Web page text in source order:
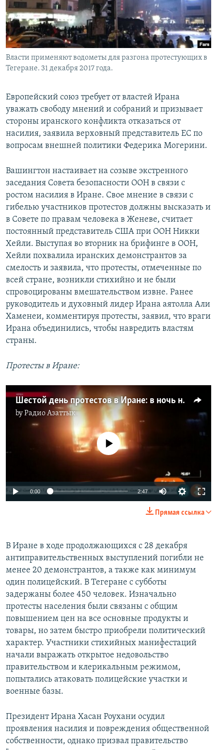
Власти применяют водометы для разгона протестующих в
Тегеране. 31 декабря 2017 года.
Европейский союз требует от властей Ирана
уважать свободу мнений и собраний и призывает
стороны иранского конфликта отказаться от
насилия, заявила верховный представитель ЕС по
вопросам внешней политики Федерика Могерини.
Вашингтон настаивает на созыве экстренного
заседания Совета безопасности ООН в связи с
ростом насилия в Иране. Свое мнение в связи с
гибелью участников протестов должны высказать и
в Совете по правам человека в Женеве, считает
постоянный представитель США при ООН Никки
Хейли. Выступая во вторник на брифинге в ООН,
Хейли похвалила иранских демонстрантов за
смелость и заявила, что протесты, отмеченные по
всей стране, возникли стихийно и не были
спровоцированы вмешательством извне. Ранее
руководитель и духовный лидер Ирана аятолла Али
Хаменеи, комментируя протесты, заявил, что враги
Ирана объединились, чтобы навредить властям
страны.
Протесты в Иране:
Шестой день протестов в Иране: в ночь на вторник погибли 9 человек
byРадио Азаттык
No media source currently available
0:00 2:47
Прямая ссылка
В Иране в ходе продолжающихся с 28 декабря
антиправительственных выступлений погибли не
менее 20 демонстрантов, а также как минимум
один полицейский. В Тегеране с субботы
задержаны более 450 человек. Изначально
протесты населения были связаны с общим
повышением цен на все основные продукты и
товары, но затем быстро приобрели политический
характер. Участники стихийных манифестаций
начали выражать открытое недовольство
правительством и клерикальным режимом,
попытались атаковать полицейские участки и
военные базы.
Президент Ирана Хасан Роухани осудил
проявления насилия и повреждения общественной
собственности, однако призвал правительство